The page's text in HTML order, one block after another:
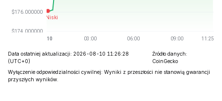
Data ostatniej aktualizacji: 2026-08-10 11:26:28
(UTC+0)
Źródło danych:
CoinGecko
Wyłączenie odpowiedzialności cywilnej: Wyniki z przeszłości nie stanowią gwarancji
przyszłych wyników.